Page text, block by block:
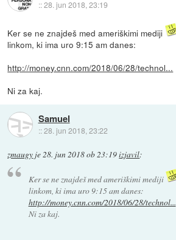
::28. jun 2018, 23:19
Ker se ne znajdeš med ameriškimi mediji
linkom, ki ima uro 9:15 am danes:
http://money.cnn.com/2018/06/28/technol...
Ni za kaj.
Samuel
::28. jun 2018, 23:22
zmaugy je28. jun 2018 ob 23:19izjavil:
Ker se ne znajdeš med ameriškimi mediji
linkom, ki ima uro 9:15 am danes:
http://money.cnn.com/2018/06/28/technol...
Ni za kaj.